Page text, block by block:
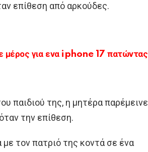
επίθεση από αρκούδες.
για ενα iphone 17 πατώντας
παιδιού της, η μητέρα παρέμεινε
την επίθεση.
τον πατριό της κοντά σε ένα